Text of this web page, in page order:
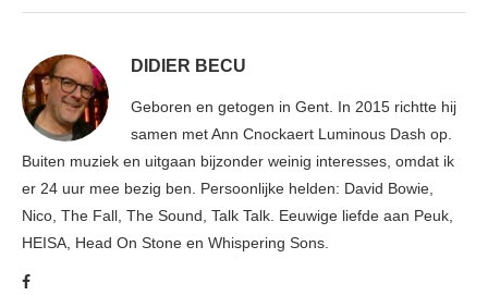
DIDIER BECU
Geboren en getogen in Gent. In 2015 richtte hij
samen met Ann Cnockaert Luminous Dash op.
Buiten muziek en uitgaan bijzonder weinig interesses, omdat ik
er 24 uur mee bezig ben. Persoonlijke helden: David Bowie,
Nico, The Fall, The Sound, Talk Talk. Eeuwige liefde aan Peuk,
HEISA, Head On Stone en Whispering Sons.